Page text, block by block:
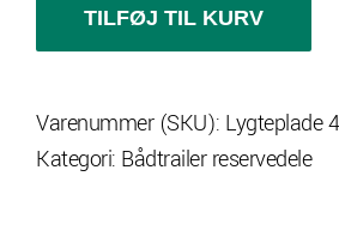
lygter
antal
TILFØJ TIL KURV
Varenummer (SKU): Lygteplade
Kategori: Bådtrailer reservedele